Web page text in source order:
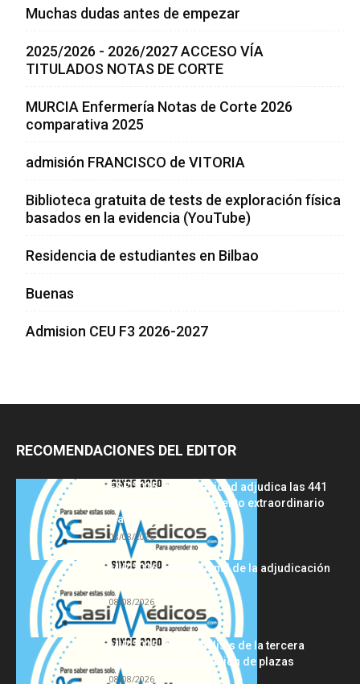
Muchas dudas antes de empezar
2025/2026 - 2026/2027 ACCESO VÍA
TITULADOS NOTAS DE CORTE
MURCIA Enfermería Notas de Corte 2026
comparativa 2025
admisión FRANCISCO de VITORIA
Biblioteca gratuita de tests de exploración física
basados en la evidencia (YouTube)
Residencia de estudiantes en Bilbao
Buenas
Admision CEU F3 2026-2027
RECOMENDACIONES DEL EDITOR
FSE 2025-2026: Sanidad adjudica las 441
plazas del procedimiento extraordinario
tras...
08/08/2026
MIR 2026: análisis final de la adjudicación
de plazas y claves...
08/08/2026
MIR 2025-2026: análisis de la tercera
semana de adjudicación de plazas
08/08/2026